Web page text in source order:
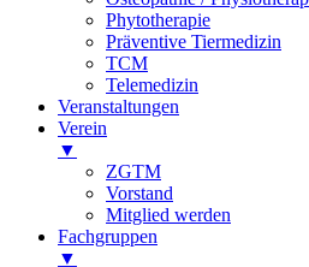
Phytotherapie
Präventive Tiermedizin
TCM
Telemedizin
Veranstaltungen
Verein
▼
ZGTM
Vorstand
Mitglied werden
Fachgruppen
▼